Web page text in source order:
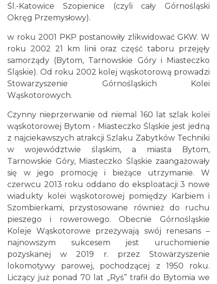
Śl.-Katowice Szopienice (czyli cały Górnośląski
Okręg Przemysłowy).
w roku 2001 PKP postanowiły zlikwidować GKW. W
roku 2002 21 km linii oraz część taboru przejęły
samorządy (Bytom, Tarnowskie Góry i Miasteczko
Śląskie). Od roku 2002 kolej wąskotorową prowadzi
Stowarzyszenie Górnośląskich Kolei
Wąskotorowych.
Czynny nieprzerwanie od niemal 160 lat szlak kolei
wąskotorowej Bytom - Miasteczko Śląskie jest jedną
z najciekawszych atrakcji Szlaku Zabytków Techniki
w województwie śląskim, a miasta Bytom,
Tarnowskie Góry, Miasteczko Śląskie zaangażowały
się w jego promocję i bieżące utrzymanie. W
czerwcu 2013 roku oddano do eksploatacji 3 nowe
wiadukty kolei wąskotorowej pomiędzy Karbiem i
Szombierkami, przystosowane również do ruchu
pieszego i rowerowego. Obecnie Górnośląskie
Koleje Wąskotorowe przeżywają swój renesans –
najnowszym sukcesem jest uruchomienie
pozyskanej w 2019 r. przez Stowarzyszenie
lokomotywy parowej, pochodzącej z 1950 roku.
Liczący już ponad 70 lat „Ryś” trafił do Bytomia we